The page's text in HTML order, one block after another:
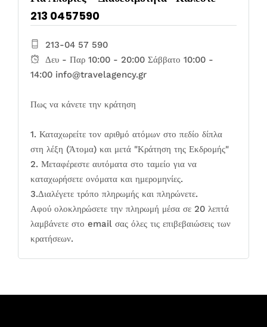
213 0457590
213-04 57 590
Δευ - Παρ 10:00 - 20:00 Σάββατο 10:00 -
14:00 info@travelagency.gr
Πως να κάνετε την κράτηση
1. Καταχωρείτε τον αριθμό ατόμων στο πεδίο δίπλα
στη λέξη (Άτομα) και μετά "Κράτηση της Εκδρομής"
2. Μεταφέρεστε αυτόματα στο ταμείο για να
καταχωρήσετε ονόματα και ημερομηνίες.
3.Διαλέγετε τρόπο πληρωμής και πληρώνετε.
Αφού ολοκληρώσετε την πληρωμή μέσα σε 20 λεπτά
λαμβάνετε στο email σας όλες τις επιβεβαιώσεις των
κρατήσεων.